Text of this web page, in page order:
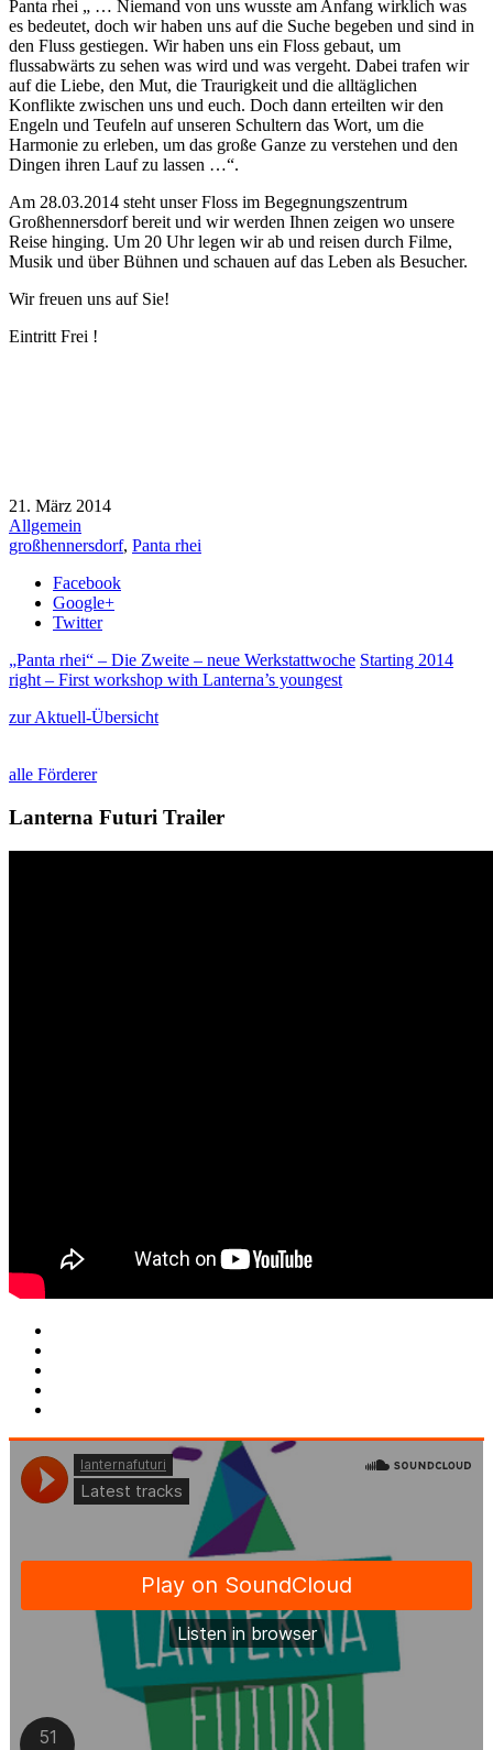
Panta rhei „ … Niemand von uns wusste am Anfang wirklich was
es bedeutet, doch wir haben uns auf die Suche begeben und sind in
den Fluss gestiegen. Wir haben uns ein Floss gebaut, um
flussabwärts zu sehen was wird und was vergeht. Dabei trafen wir
auf die Liebe, den Mut, die Traurigkeit und die alltäglichen
Konflikte zwischen uns und euch. Doch dann erteilten wir den
Engeln und Teufeln auf unseren Schultern das Wort, um die
Harmonie zu erleben, um das große Ganze zu verstehen und den
Dingen ihren Lauf zu lassen …“.
Am 28.03.2014 steht unser Floss im Begegnungszentrum
Großhennersdorf bereit und wir werden Ihnen zeigen wo unsere
Reise hinging. Um 20 Uhr legen wir ab und reisen durch Filme,
Musik und über Bühnen und schauen auf das Leben als Besucher.
Wir freuen uns auf Sie!
Eintritt Frei !
21. März 2014
Allgemein
großhennersdorf, Panta rhei
Facebook
Google+
Twitter
„Panta rhei“ – Die Zweite – neue Werkstattwoche Starting 2014
right – First workshop with Lanterna’s youngest
zur Aktuell-Übersicht
alle Förderer
Lanterna Futuri Trailer